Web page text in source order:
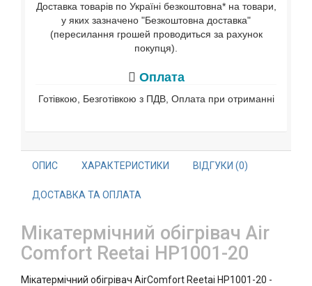
Доставка товарів по Україні безкоштовна* на товари,
у яких зазначено "Безкоштовна доставка"
(пересилання грошей проводиться за рахунок
покупця).
Оплата
Готівкою, Безготівкою з ПДВ, Оплата при отриманні
ОПИС ХАРАКТЕРИСТИКИ ВІДГУКИ (0)
ДОСТАВКА ТА ОПЛАТА
Мікатермічний обігрівач Air
Comfort Reetai HP1001-20
Мікатермічний обігрівач AirComfort Reetai HP1001-20 -